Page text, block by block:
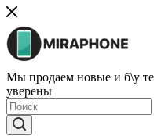
Мы продаем новые и б\у
уверены